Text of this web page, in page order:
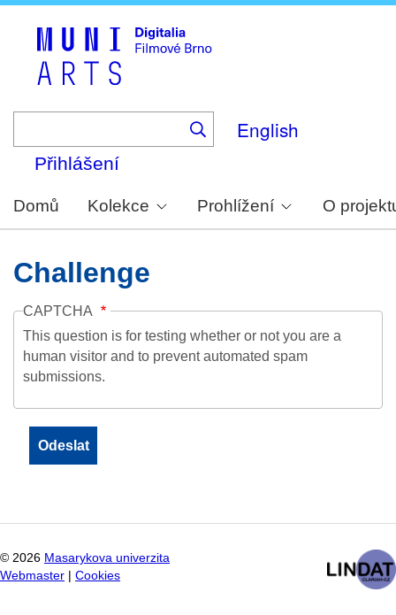
English
Přihlášení
Domů Kolekce Prohlížení O
Challenge
CAPTCHA
This question is for testing whether or not you are a
human visitor and to prevent automated spam
submissions.
© 2026 Masarykova univerzita
Webmaster
Cookies